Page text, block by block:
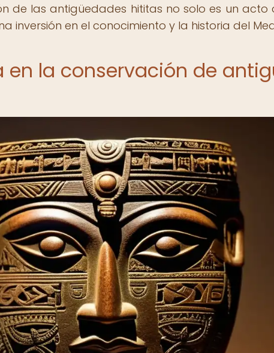
de las antigüedades hititas no solo es un acto
inversión en el conocimiento y la historia del
en la conservación de